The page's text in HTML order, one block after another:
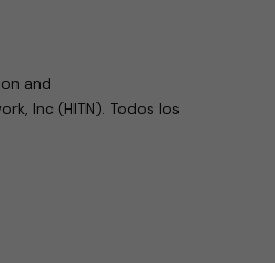
and
Inc (HITN). Todos los